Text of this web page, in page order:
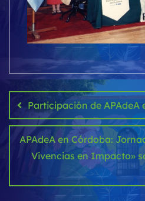
Navegación
de
entradas
Participación de
APAdeA en Córdoba:
Vivencias en Impacto»